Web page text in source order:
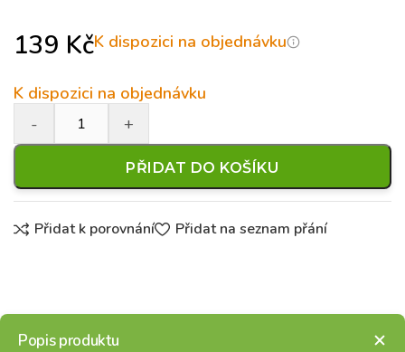
139 KčK dispozici na objednávku
K dispozici na objednávku
PŘIDAT DO KOŠÍKU
Přidat k porovnání Přidat na seznam přání
Popis produktu